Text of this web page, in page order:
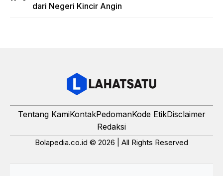
dari Negeri Kincir Angin
Tentang KamiKontakPedomanKode EtikDisclaimer
Redaksi
Bolapedia.co.id © 2026 | All Rights Reserved